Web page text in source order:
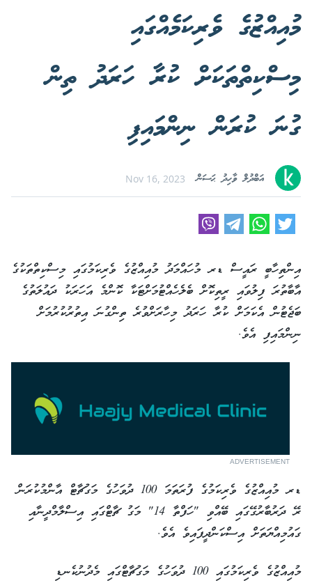
މުއިއްޒުގެ ވެރިކަމެއްގައި
މިސްކިތްތަކަށް ކުރާ ހަރަދު ތިން
ގުނަ ކުރަން ނިންމައިފި
އަބްދުލް ވާހިދު ޙަސަން Nov 16, 2023
އިންތިހާބީ ރައީސް ޑރ މުހައްމަދު މުއިއްޒުގެ ވެރިކަމުގައި މިސްކިތްތަކުގެ
އާބާތުރަ ފިލުވައި ރީތިކޮށް ބެލެހެއްޓުމަށްޓަކާ ކޮންމެ އަހަރަކު ދައުލަތުގެ
ބަޖެޓުން އެކަމަށް ކުރާ ހަރަދު މިހާރަށްވުރެ ތިންގުނަ އިތުރުކުރުމަށް
ނިންމައިފި އެވެ.
ADVERTISEMENT
ޑރ މުއިއްޒުގެ ވެރިކަމުގެ ފުރަތަމަ 100 ދުވަހުގެ މަގުޗާޓް އާންމުކުރަން
ރޭ ދަރުބާރުގޭގައި ބޭއްވި "ހަފްތާ 14" މަގު ޗާޓްގައި އިސްލާމްދީނާއި
ގައުމިއްޔަތަށް އިސްކަންދީފައިވެ އެވެ.
މުއިއްޒުގެ ވެރިކަމުގައި 100 ދުވަހުގެ މަގުޗާޓްގައި މެދުނުކެނޑި